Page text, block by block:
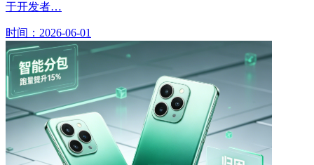
于开发者…
时间：2026-06-01